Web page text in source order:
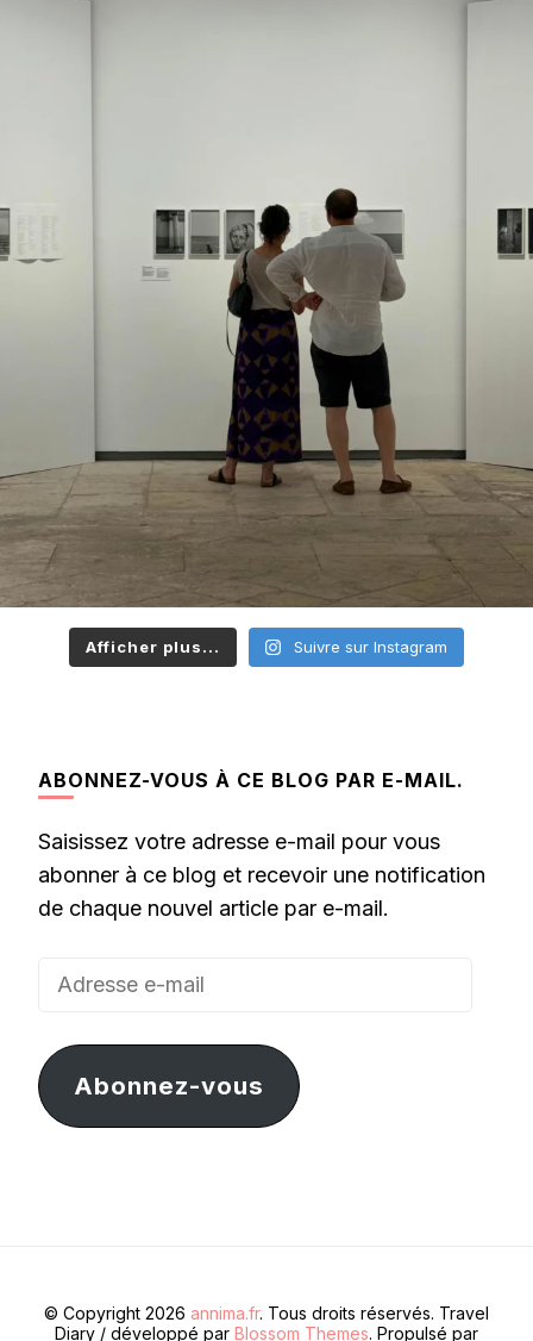
Afficher plus... Suivre sur Instagram
ABONNEZ-VOUS À CE BLOG PAR E-MAIL.
Saisissez votre adresse e-mail pour vous
abonner à ce blog et recevoir une notification
de chaque nouvel article par e-mail.
Adresse
mail
Abonnez-vous
© Copyright 2026 annima.fr. Tous droits réservés. Travel
Diary / développé par Blossom Themes. Propulsé par